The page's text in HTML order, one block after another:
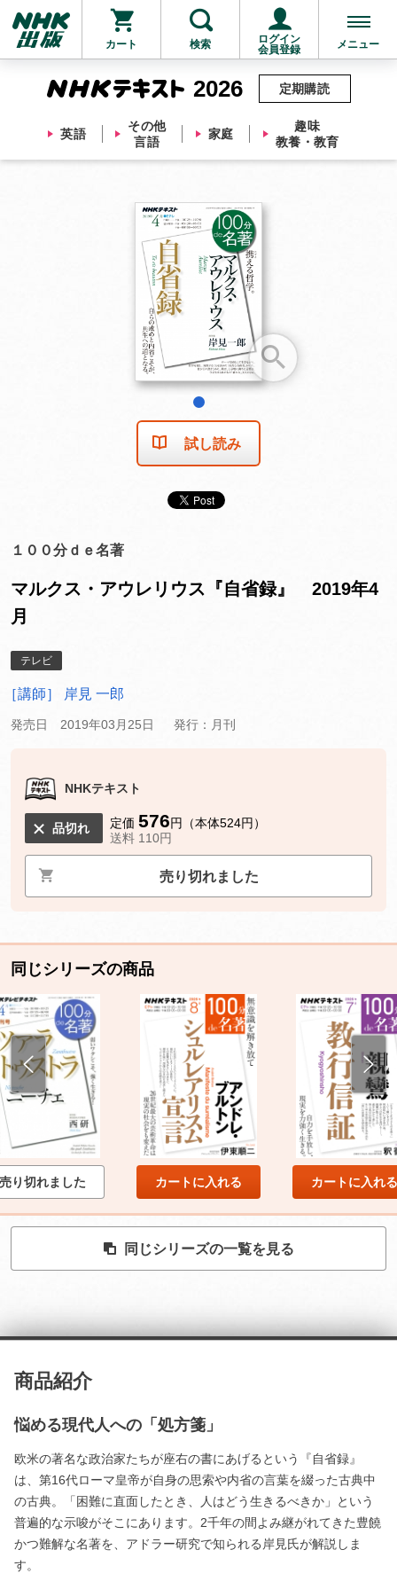
カート 検索
ログイン
会員登録
メニュー
2026
英語
その他
言語
家庭
趣味
教養・教育
定期購読
他にも商品を買う
試し読み
１００分ｄｅ名著
マルクス・アウレリウス『自省録』 2019年4
月
テレビ
［講師］ 岸見 一郎
発売日 2019年03月25日 発行：月刊
NHKテキスト
品切れ 定価 576円（本体524円）
送料 110円
売り切れました
同じシリーズの商品
売り切れました カートに入れる カートに入れる
同じシリーズの一覧を見る
商品紹介
悩める現代人への「処方箋」
欧米の著名な政治家たちが座右の書にあげるという『自省録』
は、第16代ローマ皇帝が自身の思索や内省の言葉を綴った古典中
の古典。「困難に直面したとき、人はどう生きるべきか」という
普遍的な示唆がそこにあります。2千年の間よみ継がれてきた豊饒
かつ難解な名著を、アドラー研究で知られる岸見氏が解説しま
す。